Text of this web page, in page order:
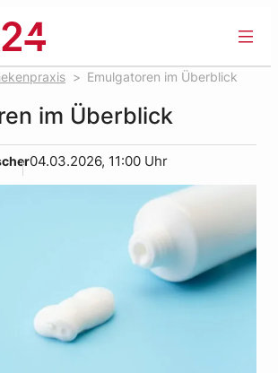
Emulgatoren im Überblick
im Überblick
04.03.2026, 11:00 Uhr